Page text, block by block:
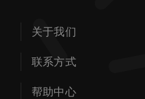
关于我们
联系方式
帮助中心